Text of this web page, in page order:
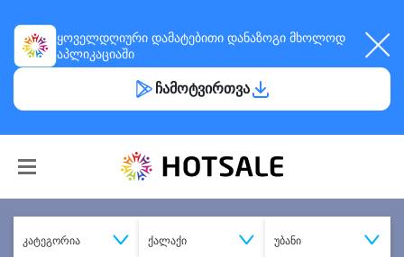
ყოველდღიური დამატებითი დანაზოგი მხოლოდ
აპლიკაციაში
ჩამოტვირთვა
კატეგორია ქალაქი უბანი